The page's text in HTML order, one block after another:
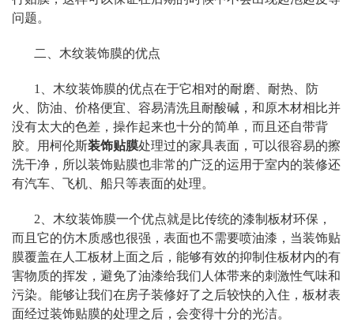
问题。
二、木纹装饰膜的优点
1、木纹装饰膜的优点在于它相对的耐磨、耐热、防
火、防油、价格便宜、容易清洗且耐酸碱，和原木材相比并
没有太大的色差，操作起来也十分的简单，而且还自带背
胶。用柯伦斯装饰贴膜处理过的家具表面，可以很容易的擦
洗干净，所以装饰贴膜也非常的广泛的运用于室内的装修还
有汽车、飞机、船只等表面的处理。
2、木纹装饰膜一个优点就是比传统的漆制板材环保，
而且它的仿木质感也很强，表面也不需要喷油漆，当装饰贴
膜覆盖在人工板材上面之后，能够有效的抑制住板材内的有
害物质的挥发，避免了油漆给我们人体带来的刺激性气味和
污染。能够让我们在房子装修好了之后较快的入住，板材表
面经过装饰贴膜的处理之后，会变得十分的光洁。